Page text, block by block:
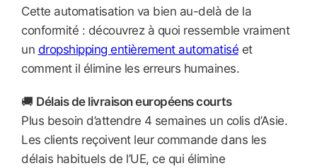
Cette automatisation va bien au-delà de la
conformité : découvrez à quoi ressemble vraiment
un dropshipping entièrement automatisé et
comment il élimine les erreurs humaines.
🚚 Délais de livraison européens courts
Plus besoin d’attendre 4 semaines un colis d’Asie.
Les clients reçoivent leur commande dans les
délais habituels de l’UE, ce qui élimine